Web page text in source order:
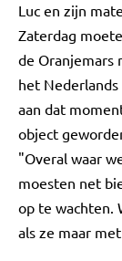
Luc en zijn
Zaterdag
de Oranjemars
het
aan dat
object
"Overal waar
moesten net
op te wachten.
als ze maar